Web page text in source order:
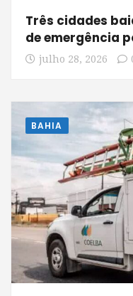
Três cidades
de emergência
julho 28, 2026
BAHIA